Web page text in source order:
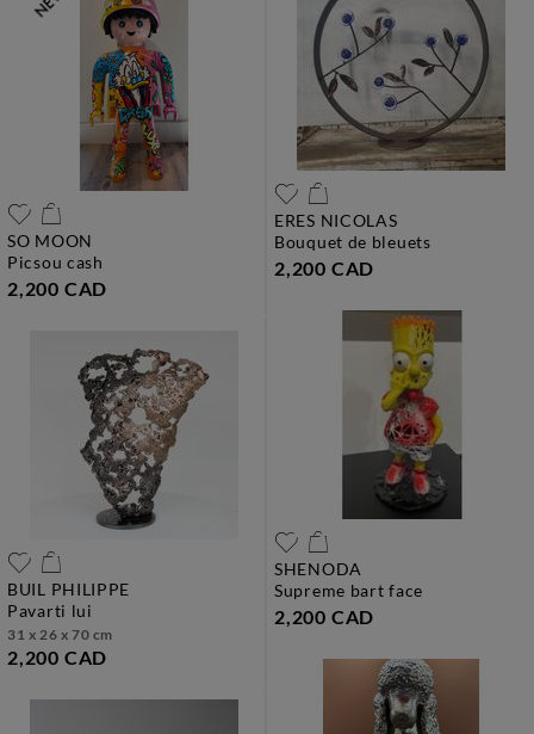
SO MOON
picsou cash
2,200 CAD
ERES NICOLAS
bouquet de bleuets
2,200 CAD
BUIL PHILIPPE
pavarti lui
31 x 26 x 70 cm
2,200 CAD
SHENODA
supreme bart face
2,200 CAD